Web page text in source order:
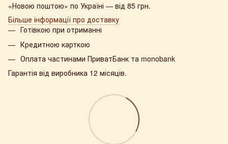
«Новою поштою» по Україні — від 85 грн.
Більше інформації про доставку
Готівкою при отриманні
Кредитною карткою
Оплата частинами ПриватБанк та monobank
Гарантія від виробника 12 місяців.